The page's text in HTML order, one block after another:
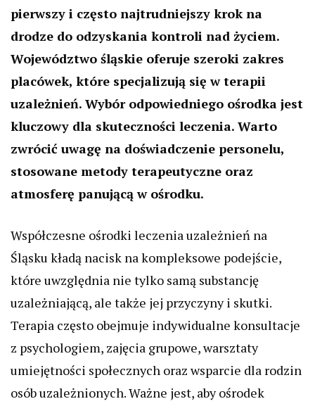
pierwszy i często najtrudniejszy krok na
drodze do odzyskania kontroli nad życiem.
Województwo śląskie oferuje szeroki zakres
placówek, które specjalizują się w terapii
uzależnień. Wybór odpowiedniego ośrodka jest
kluczowy dla skuteczności leczenia. Warto
zwrócić uwagę na doświadczenie personelu,
stosowane metody terapeutyczne oraz
atmosferę panującą w ośrodku.
Współczesne ośrodki leczenia uzależnień na
Śląsku kładą nacisk na kompleksowe podejście,
które uwzględnia nie tylko samą substancję
uzależniającą, ale także jej przyczyny i skutki.
Terapia często obejmuje indywidualne konsultacje
z psychologiem, zajęcia grupowe, warsztaty
umiejętności społecznych oraz wsparcie dla rodzin
osób uzależnionych. Ważne jest, aby ośrodek